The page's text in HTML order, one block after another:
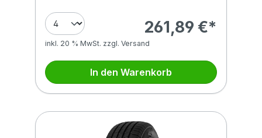
261,89 €*
inkl. 20 % MwSt. zzgl. Versand
In den Warenkorb